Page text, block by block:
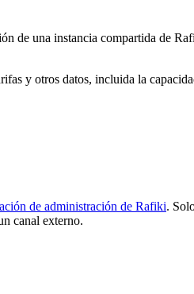
de una instancia compartida de
y otros datos, incluida la
de administración de Rafiki.
canal externo.